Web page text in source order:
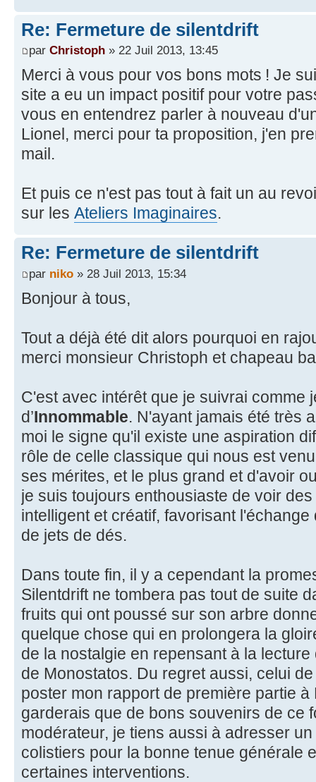
Re: Fermeture de silentdrift
par Christoph » 22 Juil 2013, 13:45
Merci à vous pour vos bons mots ! Je
site a eu un impact positif pour votre
vous en entendrez parler à nouveau
Lionel, merci pour ta proposition, j'en
mail.
Et puis ce n'est pas tout à fait un au
sur les Ateliers Imaginaires.
Re: Fermeture de silentdrift
par niko » 28 Juil 2013, 15:34
Bonjour à tous,
Tout a déjà été dit alors pourquoi en
merci monsieur Christoph et chapeau
C'est avec intérêt que je suivrai comme
d’Innommable. N'ayant jamais été très
moi le signe qu'il existe une aspiration
rôle de celle classique qui nous est
ses mérites, et le plus grand et d'avoir
je suis toujours enthousiaste de voir
intelligent et créatif, favorisant
de jets de dés.
Dans toute fin, il y a cependant la
Silentdrift ne tombera pas tout de suite
fruits qui ont poussé sur son arbre
quelque chose qui en prolongera la
de la nostalgie en repensant à la
de Monostatos. Du regret aussi, celui
poster mon rapport de première partie
garderais que de bons souvenirs de ce
modérateur, je tiens aussi à adresser
colistiers pour la bonne tenue générale
certaines interventions.